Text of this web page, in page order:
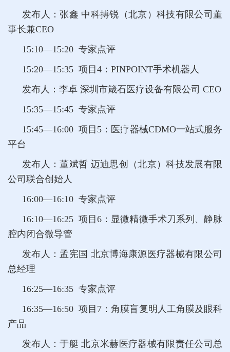
发布人：张鑫 中科搏锐（北京）科技有限公司董
事长兼CEO
15:10—15:20 专家点评
15:20—15:35 项目4：PINPOINT手术机器人
发布人：李卓 深圳市箴石医疗设备有限公司 CEO
15:35—15:45 专家点评
15:45—16:00 项目5：医疗器械CDMO一站式服务
平台
发布人：董斌哲 迈迪思创（北京）科技发展有限
公司联合创始人
16:00—16:10 专家点评
16:10—16:25 项目6：显微精微手术刀系列、静脉
腔内闭合微导管
发布人：孟宪国 北京博海康源医疗器械有限公司
总经理
16:25—16:35 专家点评
16:35—16:50 项目7：角膜盲复明人工角膜及眼科
产品
发布人：于艇 北京米赫医疗器械有限责任公司总